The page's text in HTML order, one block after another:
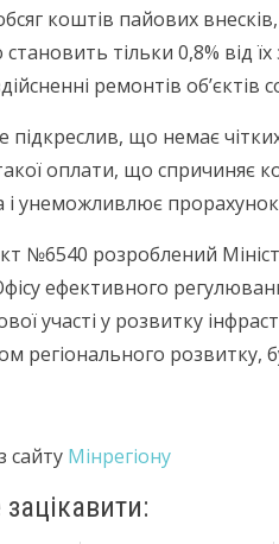
коштів пайових
тільки 0,8% від
ремонтів об’єктів
підкреслив, що немає
оплати, що спричиняє
і унеможливлює прорахунок
№6540 розроблений
ефективного
участі у розвитку
регіонального розвитку,
сайту Мінрегіону